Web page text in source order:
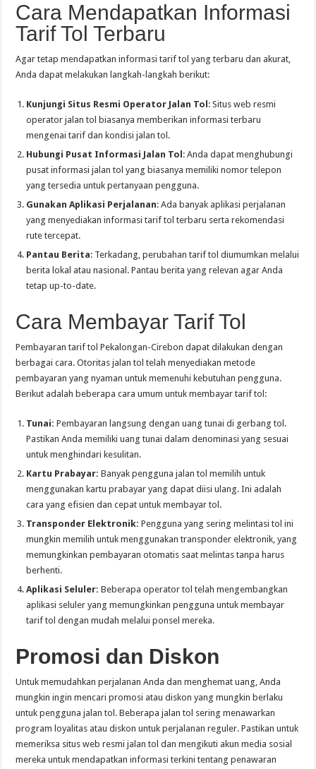
Cara Mendapatkan Informasi
Tarif Tol Terbaru
Agar tetap mendapatkan informasi tarif tol yang terbaru dan akurat,
Anda dapat melakukan langkah-langkah berikut:
Kunjungi Situs Resmi Operator Jalan Tol : Situs web resmi
operator jalan tol biasanya memberikan informasi terbaru
mengenai tarif dan kondisi jalan tol.
Hubungi Pusat Informasi Jalan Tol : Anda dapat menghubungi
pusat informasi jalan tol yang biasanya memiliki nomor telepon
yang tersedia untuk pertanyaan pengguna.
Gunakan Aplikasi Perjalanan: Ada banyak aplikasi perjalanan
yang menyediakan informasi tarif tol terbaru serta rekomendasi
rute tercepat.
Pantau Berita: Terkadang, perubahan tarif tol diumumkan melalui
berita lokal atau nasional. Pantau berita yang relevan agar Anda
tetap up-to-date.
Cara Membayar Tarif Tol
Pembayaran tarif tol Pekalongan-Cirebon dapat dilakukan dengan
berbagai cara. Otoritas jalan tol telah menyediakan metode
pembayaran yang nyaman untuk memenuhi kebutuhan pengguna.
Berikut adalah beberapa cara umum untuk membayar tarif tol:
Tunai: Pembayaran langsung dengan uang tunai di gerbang tol.
Pastikan Anda memiliki uang tunai dalam denominasi yang sesuai
untuk menghindari kesulitan.
Kartu Prabayar: Banyak pengguna jalan tol memilih untuk
menggunakan kartu prabayar yang dapat diisi ulang. Ini adalah
cara yang efisien dan cepat untuk membayar tol.
Transponder Elektronik: Pengguna yang sering melintasi tol ini
mungkin memilih untuk menggunakan transponder elektronik, yang
memungkinkan pembayaran otomatis saat melintas tanpa harus
berhenti.
Aplikasi Seluler: Beberapa operator tol telah mengembangkan
aplikasi seluler yang memungkinkan pengguna untuk membayar
tarif tol dengan mudah melalui ponsel mereka.
Promosi dan Diskon
Untuk memudahkan perjalanan Anda dan menghemat uang, Anda
mungkin ingin mencari promosi atau diskon yang mungkin berlaku
untuk pengguna jalan tol. Beberapa jalan tol sering menawarkan
program loyalitas atau diskon untuk perjalanan reguler. Pastikan untuk
memeriksa situs web resmi jalan tol dan mengikuti akun media sosial
mereka untuk mendapatkan informasi terkini tentang penawaran